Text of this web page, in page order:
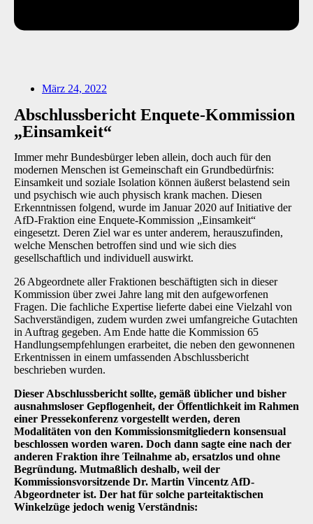
März 24, 2022
Abschlussbericht Enquete-Kommission
„Einsamkeit“
Immer mehr Bundesbürger leben allein, doch auch für den
modernen Menschen ist Gemeinschaft ein Grundbedürfnis:
Einsamkeit und soziale Isolation können äußerst belastend sein
und psychisch wie auch physisch krank machen. Diesen
Erkenntnissen folgend, wurde im Januar 2020 auf Initiative der
AfD-Fraktion eine Enquete-Kommission „Einsamkeit“
eingesetzt. Deren Ziel war es unter anderem, herauszufinden,
welche Menschen betroffen sind und wie sich dies
gesellschaftlich und individuell auswirkt.
26 Abgeordnete aller Fraktionen beschäftigten sich in dieser
Kommission über zwei Jahre lang mit den aufgeworfenen
Fragen. Die fachliche Expertise lieferte dabei eine Vielzahl von
Sachverständigen, zudem wurden zwei umfangreiche Gutachten
in Auftrag gegeben. Am Ende hatte die Kommission 65
Handlungsempfehlungen erarbeitet, die neben den gewonnenen
Erkentnissen in einem umfassenden Abschlussbericht
beschrieben wurden.
Dieser Abschlussbericht sollte, gemäß üblicher und bisher
ausnahmsloser Gepflogenheit, der Öffentlichkeit im Rahmen
einer Pressekonferenz vorgestellt werden, deren
Modalitäten von den Kommissionsmitgliedern konsensual
beschlossen worden waren. Doch dann sagte eine nach der
anderen Fraktion ihre Teilnahme ab, ersatzlos und ohne
Begründung. Mutmaßlich deshalb, weil der
Kommissionsvorsitzende Dr. Martin Vincentz AfD-
Abgeordneter ist. Der hat für solche parteitaktischen
Winkelzüge jedoch wenig Verständnis: